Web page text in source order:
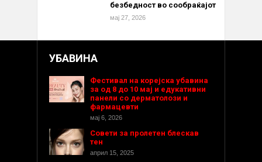
безбедност во сообраќајот
мај 27, 2026
УБАВИНА
Фестивал на корејска убавина
за од 8 до 10 мај и едукативни
панели со дерматолози и
фармацевти
мај 6, 2026
Совети за пролетен блескав
тен
април 15, 2025